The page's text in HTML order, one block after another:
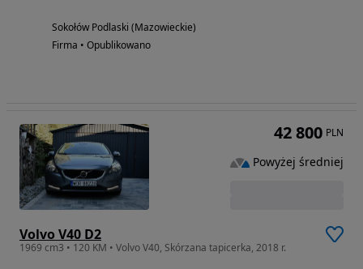
Sokołów Podlaski (Mazowieckie)
Firma • Opublikowano
Volvo V40 D2
1969 cm3 • 120 KM • Volvo V40, Skórzana tapicerka, 2018 r.
42 800 PLN
Powyżej średniej